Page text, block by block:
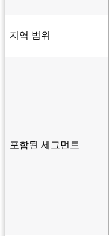
지역 범위
포함된 세그먼트